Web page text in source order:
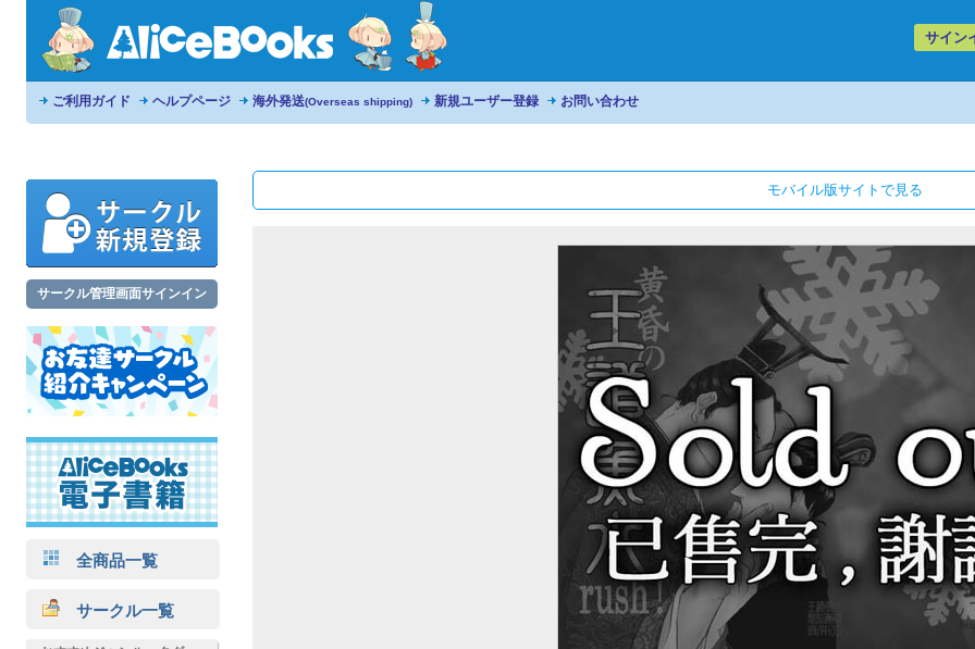
サイン
ご利用ガイド ヘルプページ 海外発送(Overseas shipping) 新規ユーザー登録 お問い合わせ
サークル管理画面サインイン
全商品一覧
サークル一覧
モバイル版サイトで見る